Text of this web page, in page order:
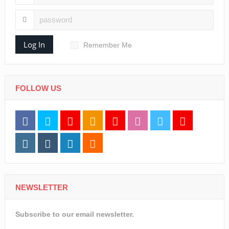
Log In Remember Me
FOLLOW US
NEWSLETTER
Subscribe to our email newsletter.